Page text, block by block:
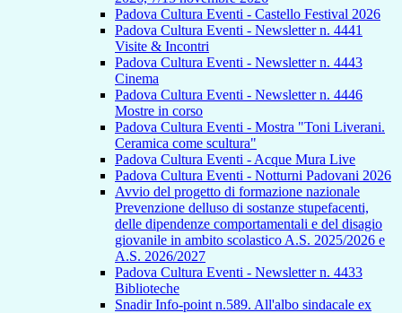
Padova Cultura Eventi - Castello Festival 2026
Padova Cultura Eventi - Newsletter n. 4441
Visite & Incontri
Padova Cultura Eventi - Newsletter n. 4443
Cinema
Padova Cultura Eventi - Newsletter n. 4446
Mostre in corso
Padova Cultura Eventi - Mostra "Toni Liverani.
Ceramica come scultura"
Padova Cultura Eventi - Acque Mura Live
Padova Cultura Eventi - Notturni Padovani 2026
Avvio del progetto di formazione nazionale
Prevenzione delluso di sostanze stupefacenti,
delle dipendenze comportamentali e del disagio
giovanile in ambito scolastico A.S. 2025/2026 e
A.S. 2026/2027
Padova Cultura Eventi - Newsletter n. 4433
Biblioteche
Snadir Info-point n.589. All'albo sindacale ex